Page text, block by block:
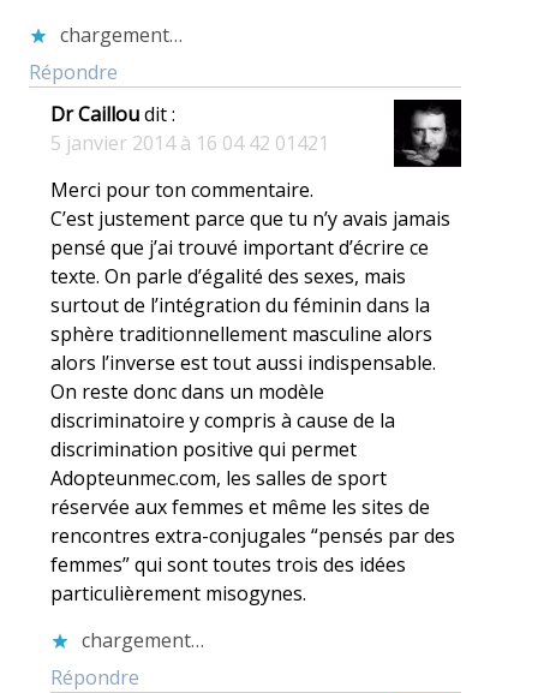
chargement…
Répondre
Dr Cailloudit :
5 janvier 2014 à 16 04 42 01421
Merci pour ton commentaire.
C’est justement parce que tu n’y avais jamais
pensé que j’ai trouvé important d’écrire ce
texte. On parle d’égalité des sexes, mais
surtout de l’intégration du féminin dans la
sphère traditionnellement masculine alors
alors l’inverse est tout aussi indispensable.
On reste donc dans un modèle
discriminatoire y compris à cause de la
discrimination positive qui permet
Adopteunmec.com, les salles de sport
réservée aux femmes et même les sites de
rencontres extra-conjugales “pensés par des
femmes” qui sont toutes trois des idées
particulièrement misogynes.
chargement…
Répondre